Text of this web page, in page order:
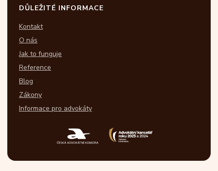
DŮLEŽITÉ INFORMACE
Kontakt
O nás
Jak to funguje
Reference
Blog
Zákony
Informace pro advokáty